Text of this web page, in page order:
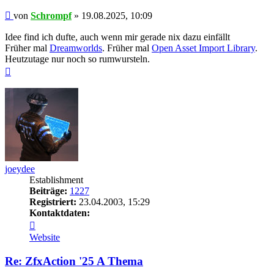
Beitrag
von Schrompf» 19.08.2025, 10:09
Idee find ich dufte, auch wenn mir gerade nix dazu einfällt
Früher mal Dreamworlds. Früher mal Open Asset Import Library.
Heutzutage nur noch so rumwursteln.
joeydee
Establishment
Beiträge: 1227
Registriert: 23.04.2003, 15:29
Kontaktdaten:
von
joeydee
Website
Re: ZfxAction '25 A Thema